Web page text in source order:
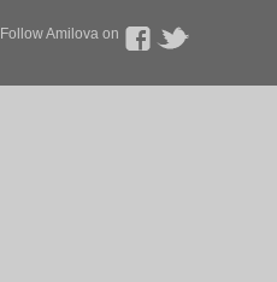
Follow Amilova on